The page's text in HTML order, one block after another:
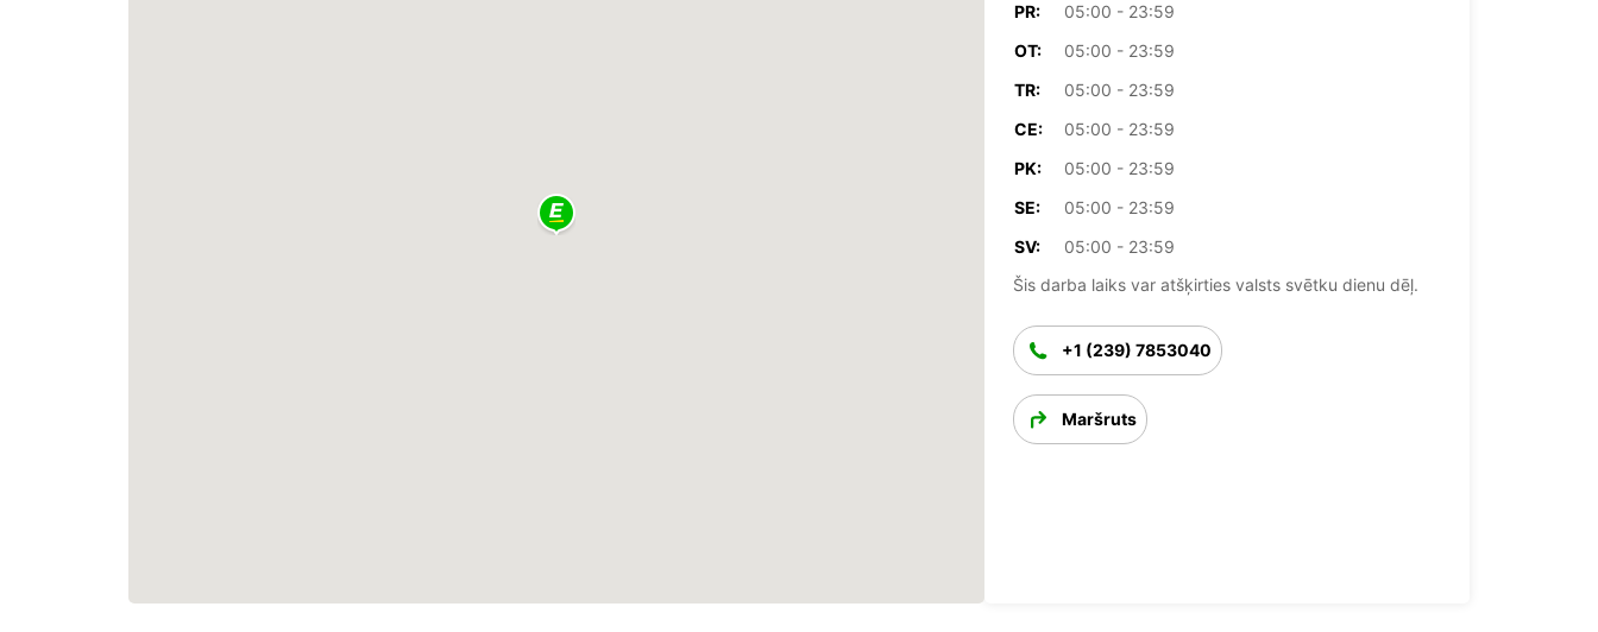
PR:
05:00 - 23:59
OT:
05:00 - 23:59
TR:
05:00 - 23:59
CE:
05:00 - 23:59
PK:
05:00 - 23:59
SE:
05:00 - 23:59
SV:
05:00 - 23:59
Šis darba laiks var atšķirties valsts svētku dienu dēļ.
+1 (239) 7853040
Maršruts